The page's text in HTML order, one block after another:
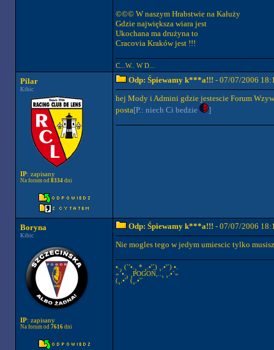
©©© W naszym Hrabstwie na Kałuży
Gdzie największa wiara jest
Ukochana ma drużyna to
Cracovia Kraków jest !!!
C...W.. W D...
Pilar
Kibic
IP: zapisany
Na forum od 8334dni
Odp: Śpiewamy k***a!!! - 07/07/2006
hej Mody i Admini gdzie jestescie Forum
posta[P.: niech Ci bedzie ]
Boryna
Kibic
IP: zapisany
Na forum od 7616dni
Odp: Śpiewamy k***a!!! - 07/07/2006
Nie mogles tego w jedym umiescic tylko
•.¸ (`'•.¸ * ¸.•'´) ¸.•'´) •.
«´•.¸ ¸POGOŃ,..¸ ¸.•`»
(¸.•'´ (¸.•'´